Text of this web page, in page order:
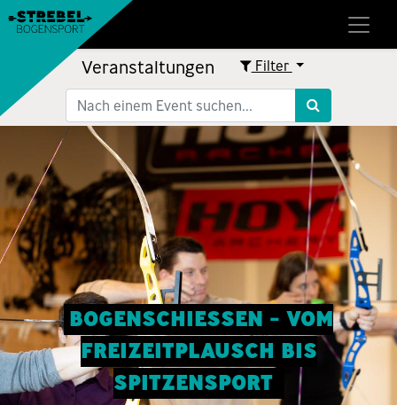
Veranstaltungen Filter
BOGENSCHIESSEN - VOM
FREIZEITPLAUSCH BIS
SPITZENSPORT